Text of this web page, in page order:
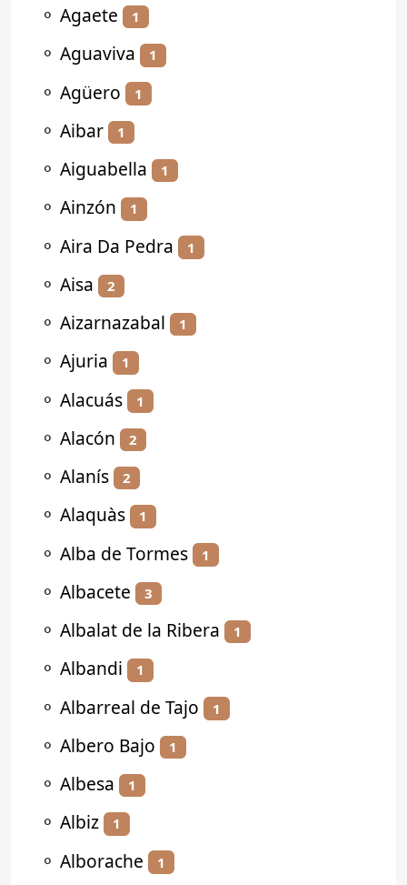
⚬ Agaete 1
⚬ Aguaviva 1
⚬ Agüero 1
⚬ Aibar 1
⚬ Aiguabella 1
⚬ Ainzón 1
⚬ Aira Da Pedra 1
⚬ Aisa 2
⚬ Aizarnazabal 1
⚬ Ajuria 1
⚬ Alacuás 1
⚬ Alacón 2
⚬ Alanís 2
⚬ Alaquàs 1
⚬ Alba de Tormes 1
⚬ Albacete 3
⚬ Albalat de la Ribera 1
⚬ Albandi 1
⚬ Albarreal de Tajo 1
⚬ Albero Bajo 1
⚬ Albesa 1
⚬ Albiz 1
⚬ Alborache 1